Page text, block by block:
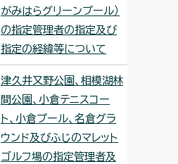
がみはらグリーンプール）
の指定管理者の指定及び
指定の経緯等について
津久井又野公園、相模湖林
間公園、小倉テニスコー
ト、小倉プール、名倉グラ
ウンド及びふじのマレット
ゴルフ場の指定管理者及